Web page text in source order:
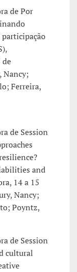
de Por
de
Nancy;
Ferreira,
de Session
and
14 a 15
Nancy;
Poyntz,
de Session
cultural